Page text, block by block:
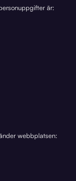
är:
webbplatsen: